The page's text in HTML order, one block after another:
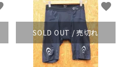
SOLD OUT / 売切れ
favorite